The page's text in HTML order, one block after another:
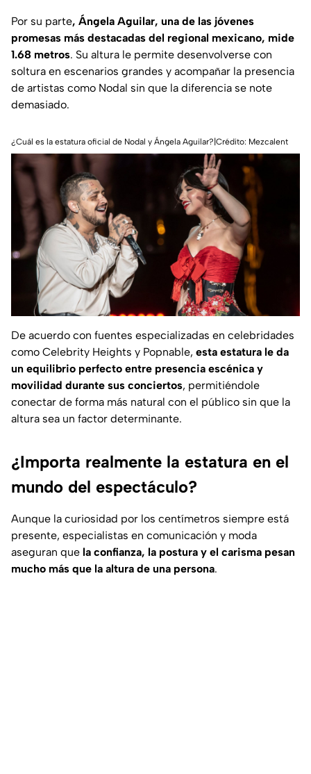
Por su parte, Ángela Aguilar, una de las jóvenes
promesas más destacadas del regional mexicano, mide
1.68 metros. Su altura le permite desenvolverse con
soltura en escenarios grandes y acompañar la presencia
de artistas como Nodal sin que la diferencia se note
demasiado.
¿Cuál es la estatura oficial de Nodal y Ángela Aguilar?|Crédito: Mezcalent
De acuerdo con fuentes especializadas en celebridades
como Celebrity Heights y Popnable, esta estatura le da
un equilibrio perfecto entre presencia escénica y
movilidad durante sus conciertos, permitiéndole
conectar de forma más natural con el público sin que la
altura sea un factor determinante.
¿Importa realmente la estatura en el
mundo del espectáculo?
Aunque la curiosidad por los centímetros siempre está
presente, especialistas en comunicación y moda
aseguran que la confianza, la postura y el carisma pesan
mucho más que la altura de una persona.